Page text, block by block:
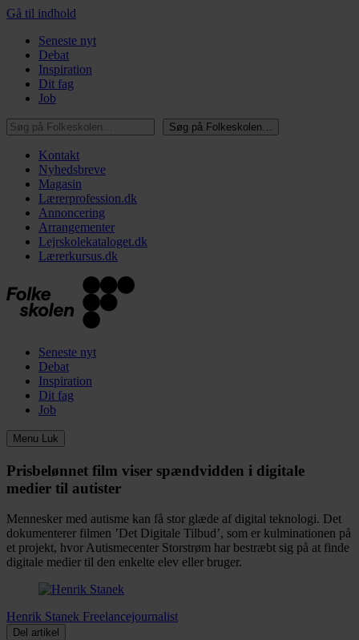
Gå til indhold
Seneste nyt
Debat
Inspiration
Dit fag
Job
Søg på Folkeskolen…
Søg på Folkeskolen…
Kontakt
Nyhedsbreve
Magasin
Lærerprofession.dk
Annoncering
Arrangementer
Lejrskolekataloget.dk
Lærerkursus.dk
Seneste nyt
Debat
Inspiration
Dit fag
Job
Menu Luk
Prisbelønnet film viser spændvidden i digitale
medier til autister
Mennesker med autisme kan få stor glæde af digital teknologi. Det
dokumenterer filmen ’Det Digitale Tilbud’, som er kulminationen på
et projekt, hvor Autismecenter Storstrøm har bestræbt sig på at finde
digitale medier til den enkelte elev eller bruger.
Henrik Stanek Freelancejournalist
Del artikel